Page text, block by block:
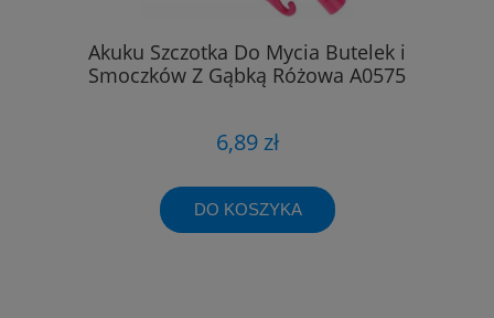
Akuku Szczotka Do Mycia Butelek i
Smoczków Z Gąbką Różowa A0575
6,89 zł
DO KOSZYKA